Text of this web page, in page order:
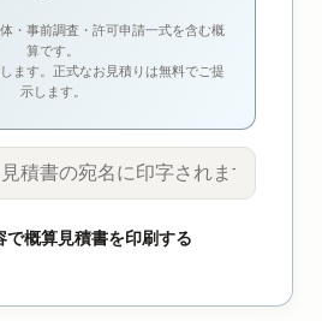
・事前調査・許可申請一式を含む概
算です。
ます。正式なお見積りは無料でご提
示します。
で概算見積書を印刷する